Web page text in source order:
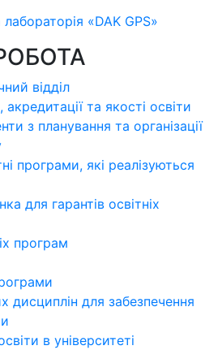
«DAK GPS»
відділ
акредитації та якості освіти
з планування та організації
програми, які реалізуються
для гарантів освітніх
програм
дисциплін для забезпечення
в університеті